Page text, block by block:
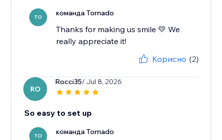
TO команда Tornado
Thanks for making us smile 💛 We
really appreciate it!
Корисно (2)
RO
Rocci35/ Jul 8, 2026
So easy to set up
TO команда Tornado